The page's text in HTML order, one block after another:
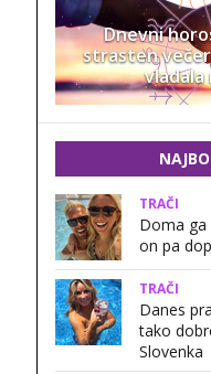
Dnevni
strasten
TRAČI
Doma ga
on pa
TRAČI
Danes
tako
Slovenka